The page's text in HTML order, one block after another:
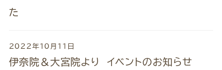
た
伊奈院＆大宮院より イベントのお知らせ
2022年10月11日